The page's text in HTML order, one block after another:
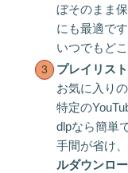
ぼそのまま
にも最適で
いつでもど
プレイリス
お気に入り
特定の
dlpなら簡単
手間が省け、
ルダウンロ